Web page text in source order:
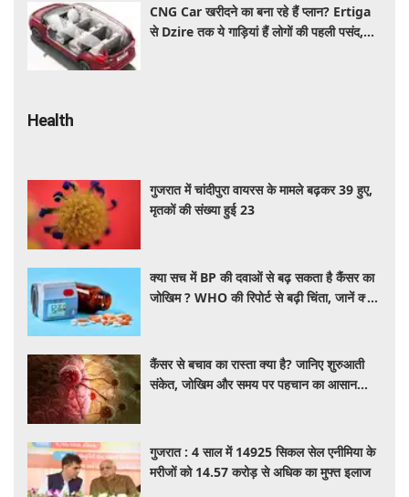
CNG Car खरीदने का बना रहे हैं प्लान? Ertiga
से Dzire तक ये गाड़ियां हैं लोगों की पहली पसंद,
Health
गुजरात में चांदीपुरा वायरस के मामले बढ़कर 39 हुए,
मृतकों की संख्या हुई 23
क्या सच में BP की दवाओं से बढ़ सकता है कैंसर का
जोखिम ? WHO की रिपोर्ट से बढ़ी चिंता, जानें क्या
कैंसर से बचाव का रास्ता क्या है? जानिए शुरुआती
संकेत, जोखिम और समय पर पहचान का आसान
गुजरात : 4 साल में 14925 सिकल सेल एनीमिया के
मरीजों को 14.57 करोड़ से अधिक का मुफ्त इलाज